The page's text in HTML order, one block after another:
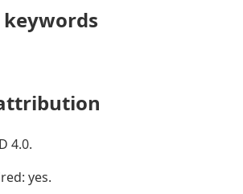
keywords
4.0.
yes.